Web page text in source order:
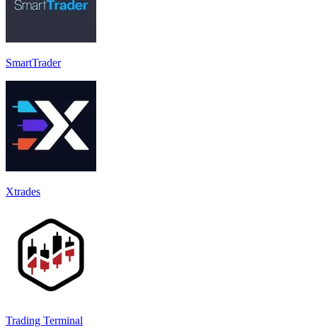
SmartTrader
Xtrades
Trading Terminal